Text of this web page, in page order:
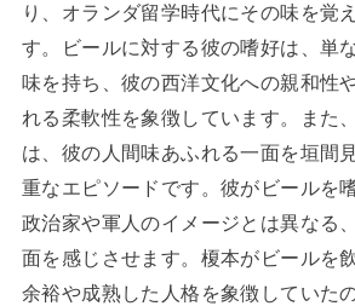
り、オランダ留学時代にその味を覚
す。ビールに対する彼の嗜好は、単
味を持ち、彼の西洋文化への親和性
れる柔軟性を象徴しています。また
は、彼の人間味あふれる一面を垣間
重なエピソードです。彼がビールを
政治家や軍人のイメージとは異なる
面を感じさせます。榎本がビールを
余裕や成熟した人格を象徴していた